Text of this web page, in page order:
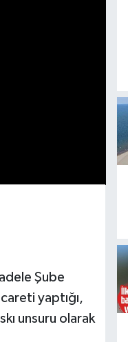
Şube
yaptığı,
unsuru olarak